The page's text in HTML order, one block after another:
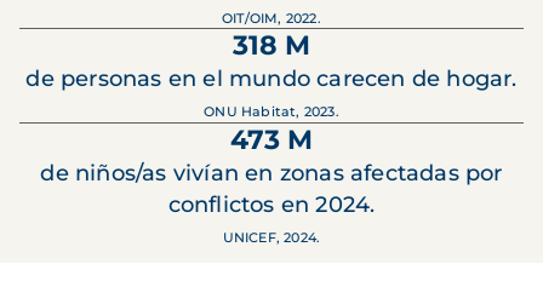
OIT/OIM, 2022.
318 M
de personas en el mundo carecen de hogar.
ONU Habitat, 2023.
473 M
de niños/as vivían en zonas afectadas por
conflictos en 2024.
UNICEF, 2024.